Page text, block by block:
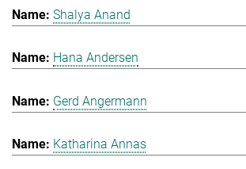
Shalya Anand
Hana Andersen
Gerd Angermann
Katharina Annas